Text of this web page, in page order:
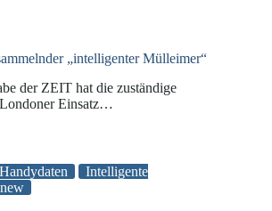
„intelligenter Mülleimer“
der ZEIT hat die zuständige
Einsatz…
Intelligente